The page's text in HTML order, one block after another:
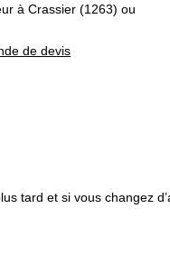
à Crassier (1263) ou
de devis
tard et si vous changez